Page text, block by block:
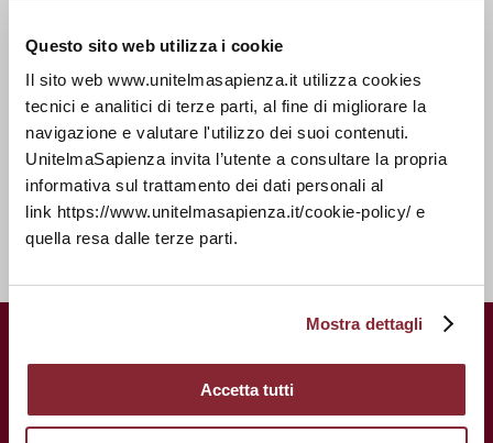
Questo sito web utilizza i cookie
Il sito web www.unitelmasapienza.it utilizza cookies
tecnici e analitici di terze parti, al fine di migliorare la
navigazione e valutare l'utilizzo dei suoi contenuti.
UnitelmaSapienza invita l’utente a consultare la propria
informativa sul trattamento dei dati personali al
link https://www.unitelmasapienza.it/cookie-policy/ e
quella resa dalle terze parti.
Mostra dettagli
Accetta tutti
Conseguimento Titolo
Poli Didattici
Tirocini e Job Placement
Alumni
Interruzione degli Studi
centenaria al servizio del tuo futuro.